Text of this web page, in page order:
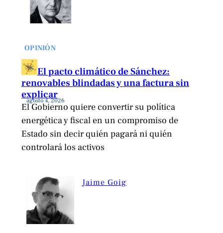
OPINIÓN
El pacto climático de Sánchez:
renovables blindadas y una factura sin
explicar
agosto 4, 2026
El Gobierno quiere convertir su política
energética y fiscal en un compromiso de
Estado sin decir quién pagará ni quién
controlará los activos
Jaime Goig